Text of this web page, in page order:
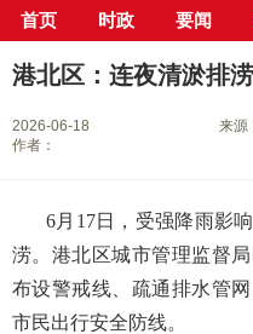
首页 时政 要闻
当前位置： 首页> 新闻中心>
港北区：连夜清淤排
2026-06-18
来源
作者：
6月17日，受强降雨影
涝。港北区城市管理监督
布设警戒线、疏通排水管
市民出行安全防线。